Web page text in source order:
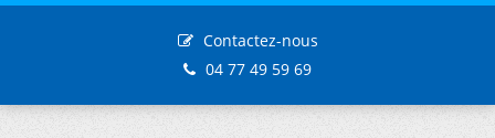
Contactez-nous
04 77 49 59 69